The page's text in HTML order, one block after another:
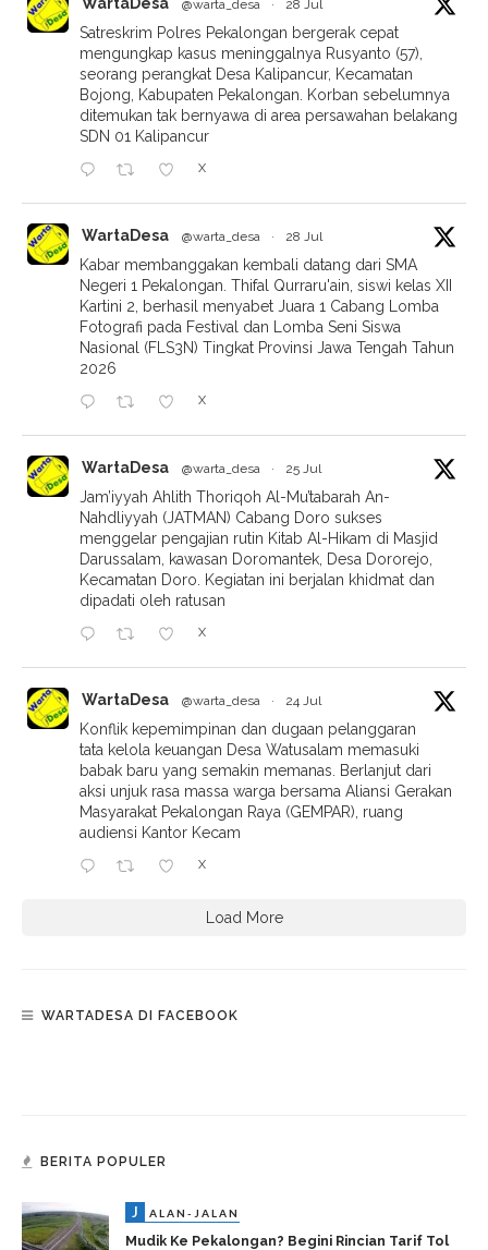
@warta_desa · 28 Jul
Satreskrim Polres Pekalongan bergerak cepat
mengungkap kasus meninggalnya Rusyanto (57),
seorang perangkat Desa Kalipancur, Kecamatan
Bojong, Kabupaten Pekalongan. Korban sebelumnya
ditemukan tak bernyawa di area persawahan belakang
SDN 01 Kalipancur
X
WartaDesa @warta_desa · 28 Jul
Kabar membanggakan kembali datang dari SMA
Negeri 1 Pekalongan. Thifal Qurraru'ain, siswi kelas XII
Kartini 2, berhasil menyabet Juara 1 Cabang Lomba
Fotografi pada Festival dan Lomba Seni Siswa
Nasional (FLS3N) Tingkat Provinsi Jawa Tengah Tahun
2026
X
WartaDesa @warta_desa · 25 Jul
Jam’iyyah Ahlith Thoriqoh Al-Mu’tabarah An-
Nahdliyyah (JATMAN) Cabang Doro sukses
menggelar pengajian rutin Kitab Al-Hikam di Masjid
Darussalam, kawasan Doromantek, Desa Dororejo,
Kecamatan Doro. Kegiatan ini berjalan khidmat dan
dipadati oleh ratusan
X
WartaDesa @warta_desa · 24 Jul
Konflik kepemimpinan dan dugaan pelanggaran
tata kelola keuangan Desa Watusalam memasuki
babak baru yang semakin memanas. Berlanjut dari
aksi unjuk rasa massa warga bersama Aliansi Gerakan
Masyarakat Pekalongan Raya (GEMPAR), ruang
audiensi Kantor Kecam
X
Load More
WARTADESA DI FACEBOOK
BERITA POPULER
J ALAN-JALAN
Mudik Ke Pekalongan? Begini Rincian Tarif Tol